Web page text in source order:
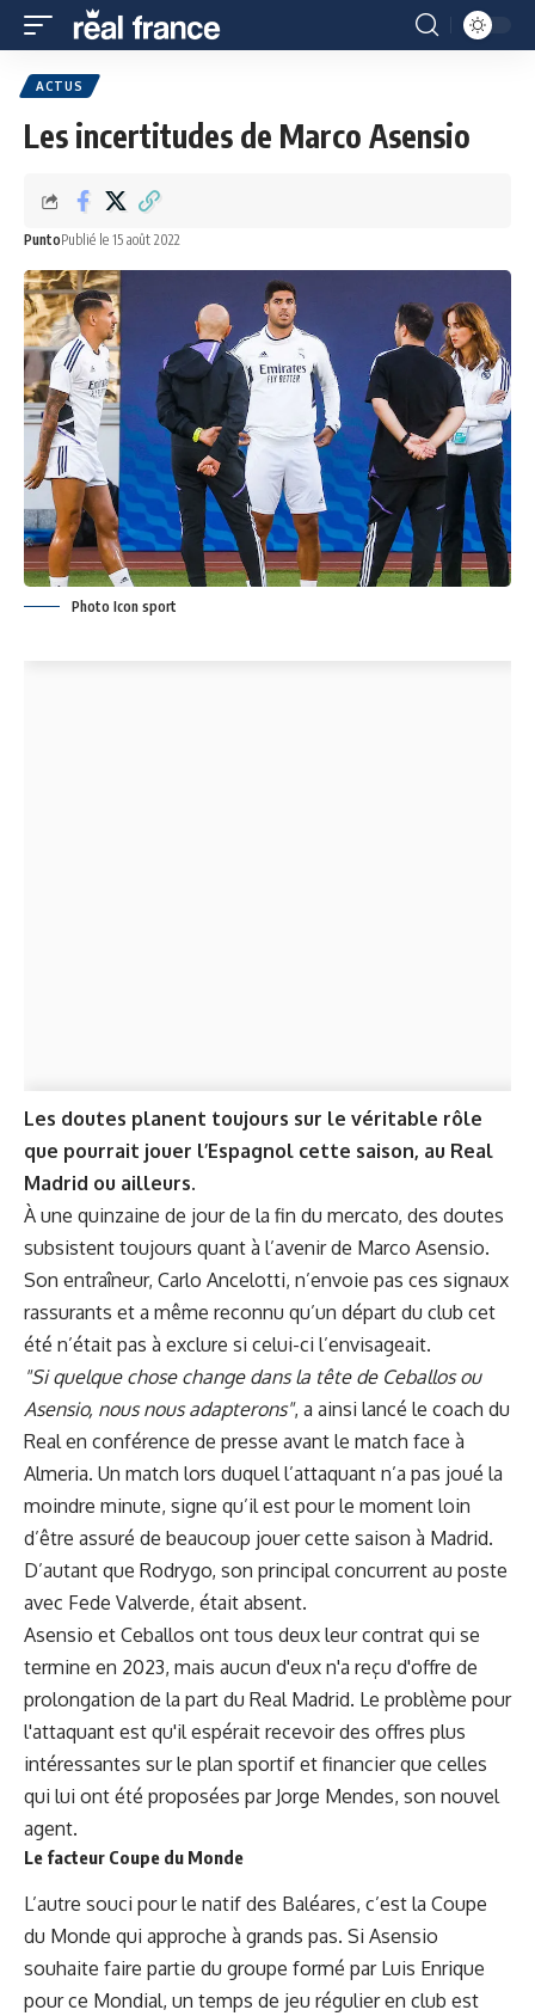
ACTUS
Les incertitudes de Marco Asensio
PuntoPublié le 15 août 2022
Photo Icon sport
Les doutes planent toujours sur le véritable rôle
que pourrait jouer l’Espagnol cette saison, au Real
Madrid ou ailleurs.
À une quinzaine de jour de la fin du mercato, des doutes
subsistent toujours quant à l’avenir de Marco Asensio.
Son entraîneur, Carlo Ancelotti, n’envoie pas ces signaux
rassurants et a même reconnu qu’un départ du club cet
été n’était pas à exclure si celui-ci l’envisageait.
"Si quelque chose change dans la tête de Ceballos ou
Asensio, nous nous adapterons", a ainsi lancé le coach du
Real en conférence de presse avant le match face à
Almeria. Un match lors duquel l’attaquant n’a pas joué la
moindre minute, signe qu’il est pour le moment loin
d’être assuré de beaucoup jouer cette saison à Madrid.
D’autant que Rodrygo, son principal concurrent au poste
avec Fede Valverde, était absent.
Asensio et Ceballos ont tous deux leur contrat qui se
termine en 2023, mais aucun d'eux n'a reçu d'offre de
prolongation de la part du Real Madrid. Le problème pour
l'attaquant est qu'il espérait recevoir des offres plus
intéressantes sur le plan sportif et financier que celles
qui lui ont été proposées par Jorge Mendes, son nouvel
agent.
Le facteur Coupe du Monde
L’autre souci pour le natif des Baléares, c’est la Coupe
du Monde qui approche à grands pas. Si Asensio
souhaite faire partie du groupe formé par Luis Enrique
pour ce Mondial, un temps de jeu régulier en club est